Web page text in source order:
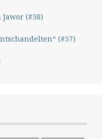
(#58)
(#57)